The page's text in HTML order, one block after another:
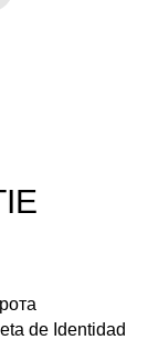
de Identidad